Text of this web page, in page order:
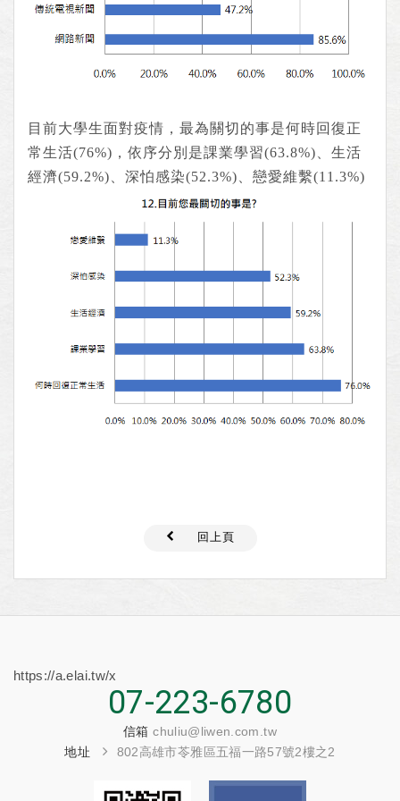
目前大學生面對疫情，最為關切的事是何時回復正
常生活(76%)，依序分別是課業學習(63.8%)、生活
經濟(59.2%)、深怕感染(52.3%)、戀愛維繫(11.3%)
回上頁
https://a.elai.tw/x
07-223-6780
信箱chuliu@liwen.com.tw
地址
802高雄市苓雅區五福一路57號2樓之2